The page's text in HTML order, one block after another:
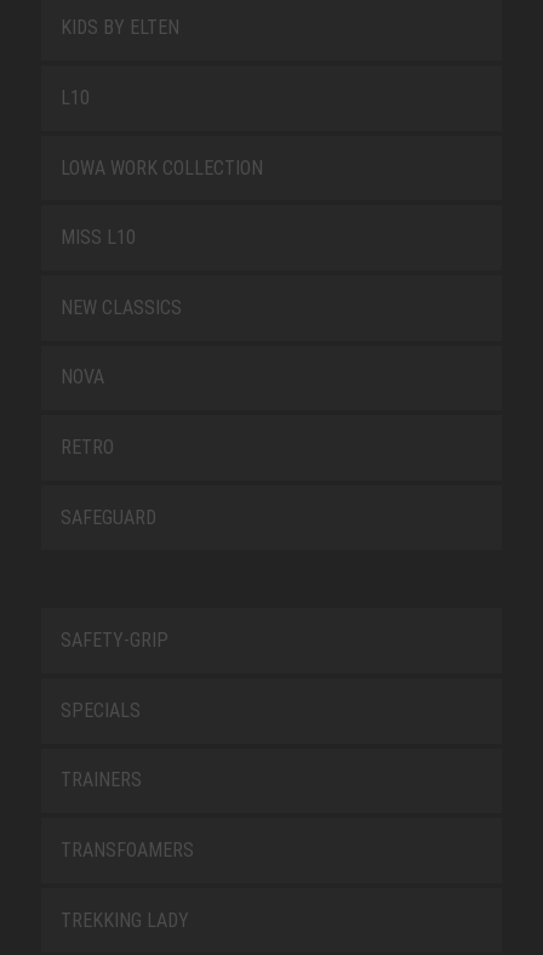
KIDS BY ELTEN
L10
LOWA WORK COLLECTION
MISS L10
NEW CLASSICS
NOVA
RETRO
SAFEGUARD
SAFETY-GRIP
SPECIALS
TRAINERS
TRANSFOAMERS
TREKKING LADY